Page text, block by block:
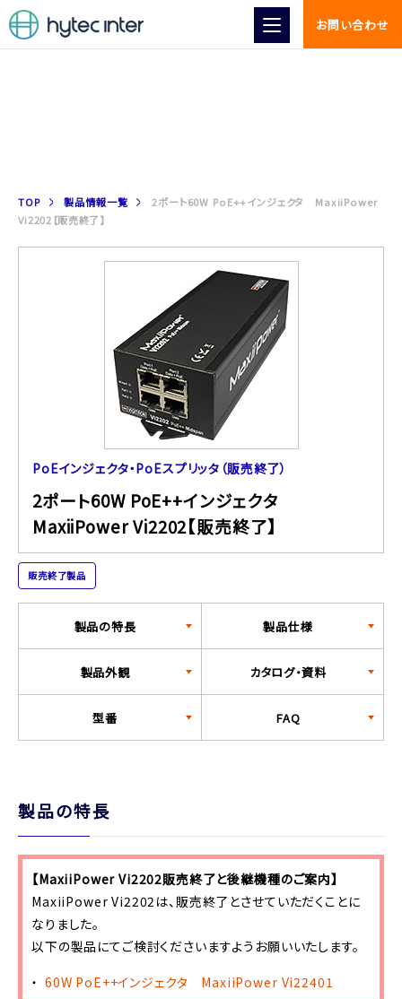
お問い合わせ
TOP 製品情報一覧
2ポート60W PoE++インジェクタ MaxiiPower
Vi2202【販売終了】
PoEインジェクタ・PoEスプリッタ（販売終了）
2ポート60W PoE++インジェクタ
MaxiiPower Vi2202【販売終了】
販売終了製品
製品の特長 製品仕様
製品外観 カタログ・資料
型番 FAQ
製品の特長
【MaxiiPower Vi2202販売終了と後継機種のご案内】
MaxiiPower Vi2202は、販売終了とさせていただくことに
なりました。
以下の製品にてご検討くださいますようお願いいたします。
60W PoE++インジェクタ MaxiiPower Vi22401